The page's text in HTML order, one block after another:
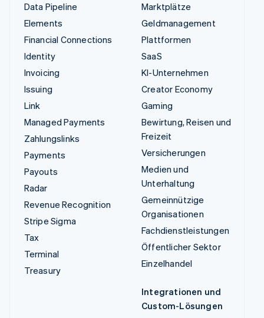
Data Pipeline
Elements
Financial Connections
Identity
Invoicing
Issuing
Link
Managed Payments
Zahlungslinks
Payments
Payouts
Radar
Revenue Recognition
Stripe Sigma
Tax
Terminal
Treasury
Marktplätze
Geldmanagement
Plattformen
SaaS
KI-Unternehmen
Creator Economy
Gaming
Bewirtung, Reisen und
Freizeit
Versicherungen
Medien und
Unterhaltung
Gemeinnützige
Organisationen
Fachdienstleistungen
Öffentlicher Sektor
Einzelhandel
Integrationen und
Custom-Lösungen